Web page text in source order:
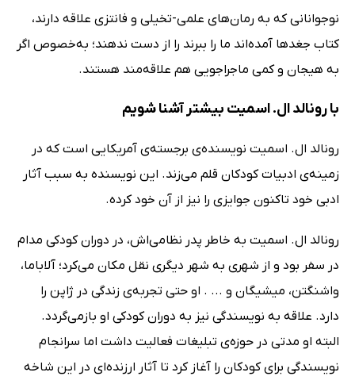
نوجوانانی که به رمان‌های علمی-تخیلی و فانتزی علاقه دارند،
کتاب جغدها آمده‌اند ما را ببرند را از دست ندهند؛ به‌خصوص اگر
به هیجان و کمی ماجراجویی هم علاقه‌مند هستند.
با رونالد ال. اسمیت بیشتر آشنا شویم
رونالد ال. اسمیت نویسنده‌ی برجسته‌ی آمریکایی است که در
زمینه‌ی ادبیات کودکان قلم می‌زند. این نویسنده به سبب آثار
ادبی خود تاکنون جوایزی را نیز از آن خود کرده.
رونالد ال. اسمیت به خاطر پدر نظامی‌اش، در دوران کودکی مدام
در سفر بود و از شهری به شهر دیگری نقل مکان می‌کرد؛ آلاباما،
واشنگتن، میشیگان و ... . او حتی تجربه‌ی زندگی در ژاپن را
دارد. علاقه به نویسندگی نیز به دوران کودکی او بازمی‌گردد.
البته او مدتی در حوزه‌ی تبلیغات فعالیت داشت اما سرانجام
نویسندگی برای کودکان را آغاز کرد تا آثار ارزنده‌ای در این شاخه